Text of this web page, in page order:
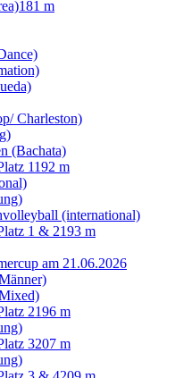
181 m
Charleston)
(Bachata)
1192 m
(international)
1 & 2193 m
am 21.06.2026
2196 m
3207 m